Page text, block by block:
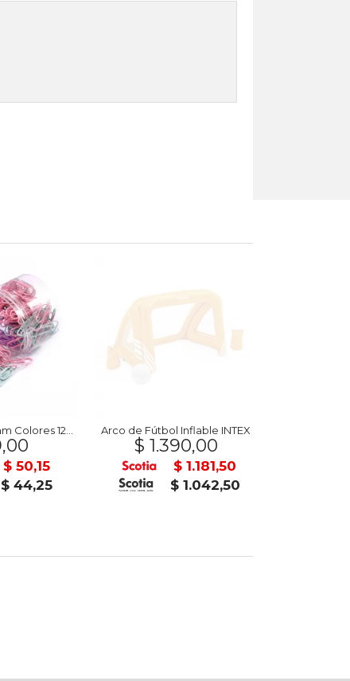
Clip FOSKA 28mm Colores 120 unidades
$ 50,15
$ 44,25
Arco de Fútbol Inflable INTEX
$ 1.390,00
$ 1.181,50
$ 1.042,50